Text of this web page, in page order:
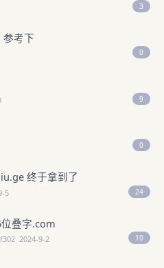
3
参考下
0
9
0
终于拿到了
5 24
叠字.com
2024-9-2 10